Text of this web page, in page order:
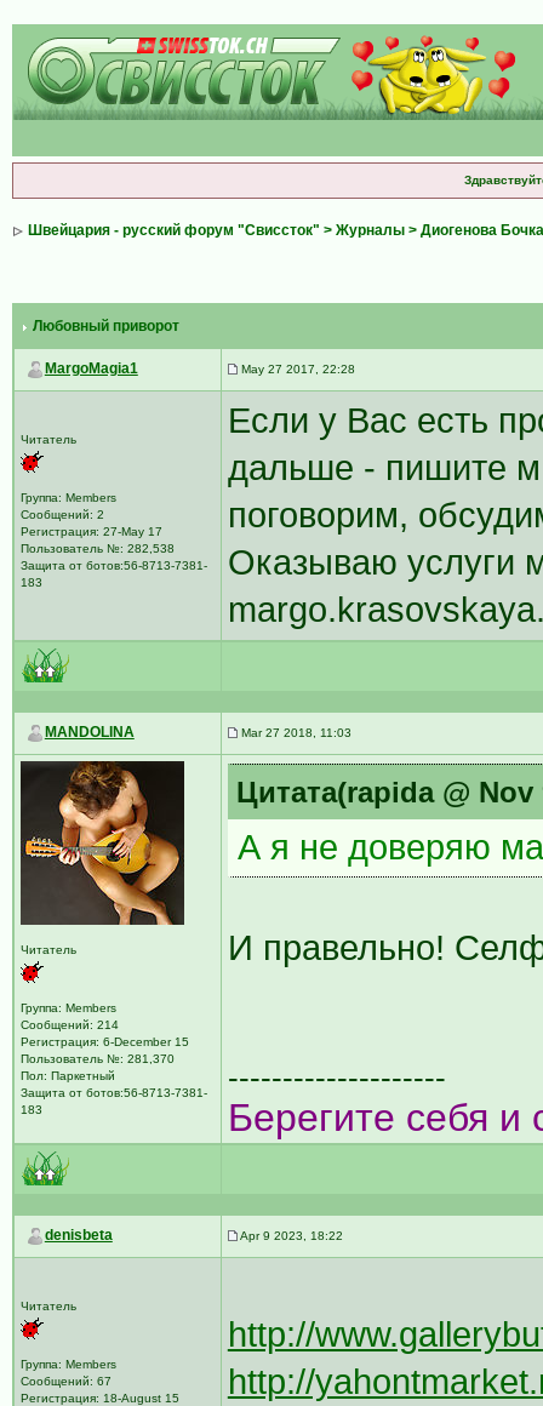
Швейцария - русский форум "Свиссток" > Журналы> Диогенова Бочка
Любовный приворот
MargoMagia1 May 27 2017, 22:28
Читатель
Группа: Members
Сообщений: 2
Регистрация: 27-May 17
Пользователь №: 282,538
Защита от ботов:56-8713-7381-
183
Если у Вас есть
дальше - пишите
поговорим,
Оказываю услуги
MANDOLINA Mar 27 2018, 11:03
Читатель
Группа: Members
Сообщений: 214
Регистрация: 6-December 15
Пользователь №: 281,370
Пол: Паркетный
Защита от ботов:56-8713-7381-
183
Цитата(rapida @
А я не доверяю
И правельно!
--------------------
Берегите себя и
denisbeta Apr 9 2023, 18:22
Читатель
Группа: Members
Сообщений: 67
Регистрация: 18-August 15
http://
http://